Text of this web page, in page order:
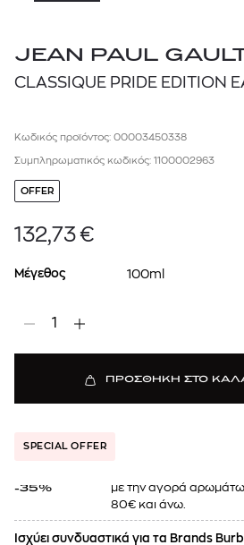
JEAN PAUL
CLASSIQUE PRIDE EDITION
Κωδικός προϊόντος: 00003450338
Συμπληρωματικός κωδικός: 1100002963
OFFER
132,73€
Μέγεθος 100ml
1
ΠΡΟΣΘΗΚΗ ΣΤΟ
SPECIAL OFFER
-35%
με την αγορά
80€ και άνω.
Ισχύει συνδυαστικά για τα Brands